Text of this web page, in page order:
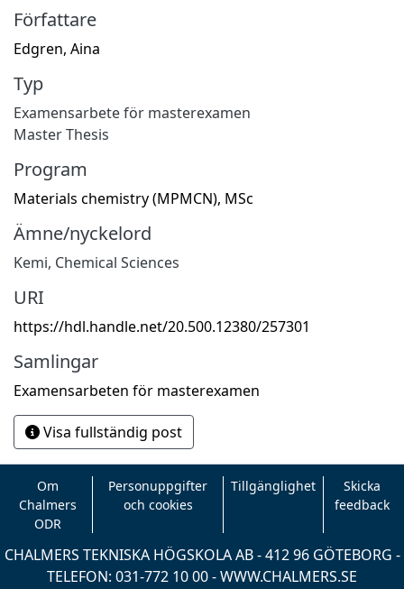
Författare
Edgren, Aina
Typ
Examensarbete för masterexamen
Master Thesis
Program
Materials chemistry (MPMCN), MSc
Ämne/nyckelord
Kemi, Chemical Sciences
URI
https://hdl.handle.net/20.500.12380/257301
Samlingar
Examensarbeten för masterexamen
Visa fullständig post
Om
Chalmers
ODR
Personuppgifter
och cookies
Tillgänglighet
Skicka
feedback
CHALMERS TEKNISKA HÖGSKOLA AB - 412 96 GÖTEBORG -
TELEFON: 031-772 10 00 -WWW.CHALMERS.SE